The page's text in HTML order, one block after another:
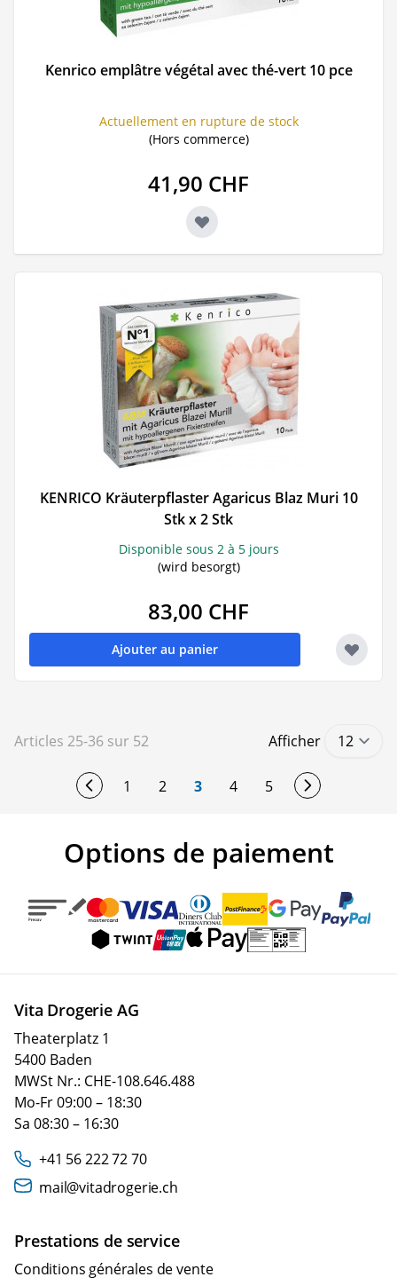
Kenrico emplâtre végétal avec thé-vert 10 pce
Actuellement en rupture de stock
(Hors commerce)
41,90 CHF
KENRICO Kräuterpflaster Agaricus Blaz Muri 10
Stk x 2 Stk
Disponible sous 2 à 5 jours
(wird besorgt)
83,00 CHF
Ajouter au panier
Articles 25-36 sur 52
Page
1 Page
2 You're currently reading
3 Page
4 Page
5
Afficher
Options de paiement
Vita Drogerie AG
Theaterplatz 1
5400 Baden
MWSt Nr.: CHE-108.646.488
Mo-Fr 09:00 – 18:30
Sa 08:30 – 16:30
+41 56 222 72 70
mail@vitadrogerie.ch
Prestations de service
Conditions générales de vente